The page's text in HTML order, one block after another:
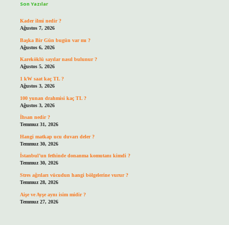
Son Yazılar
Kader ilmi nedir ?
Ağustos 7, 2026
Başka Bir Gün bugün var mı ?
Ağustos 6, 2026
Kareköklü sayılar nasıl bulunur ?
Ağustos 5, 2026
1 kW saat kaç TL ?
Ağustos 3, 2026
100 yunan drahmisi kaç TL ?
Ağustos 3, 2026
İhsan nedir ?
Temmuz 31, 2026
Hangi matkap ucu duvarı deler ?
Temmuz 30, 2026
İstanbul’un fethinde donanma komutanı kimdi ?
Temmuz 30, 2026
Stres ağrıları vücudun hangi bölgelerine vurur ?
Temmuz 28, 2026
Aişe ve Ayşe aynı isim midir ?
Temmuz 27, 2026